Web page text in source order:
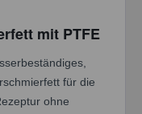
mit PTFE
für die
ohne